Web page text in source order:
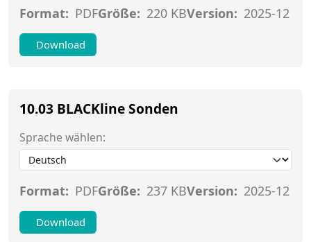
Format: PDFGröße: 220 KBVersion: 2025-12
Download
10.03 BLACKline Sonden
Sprache wählen:
Format: PDFGröße: 237 KBVersion: 2025-12
Download